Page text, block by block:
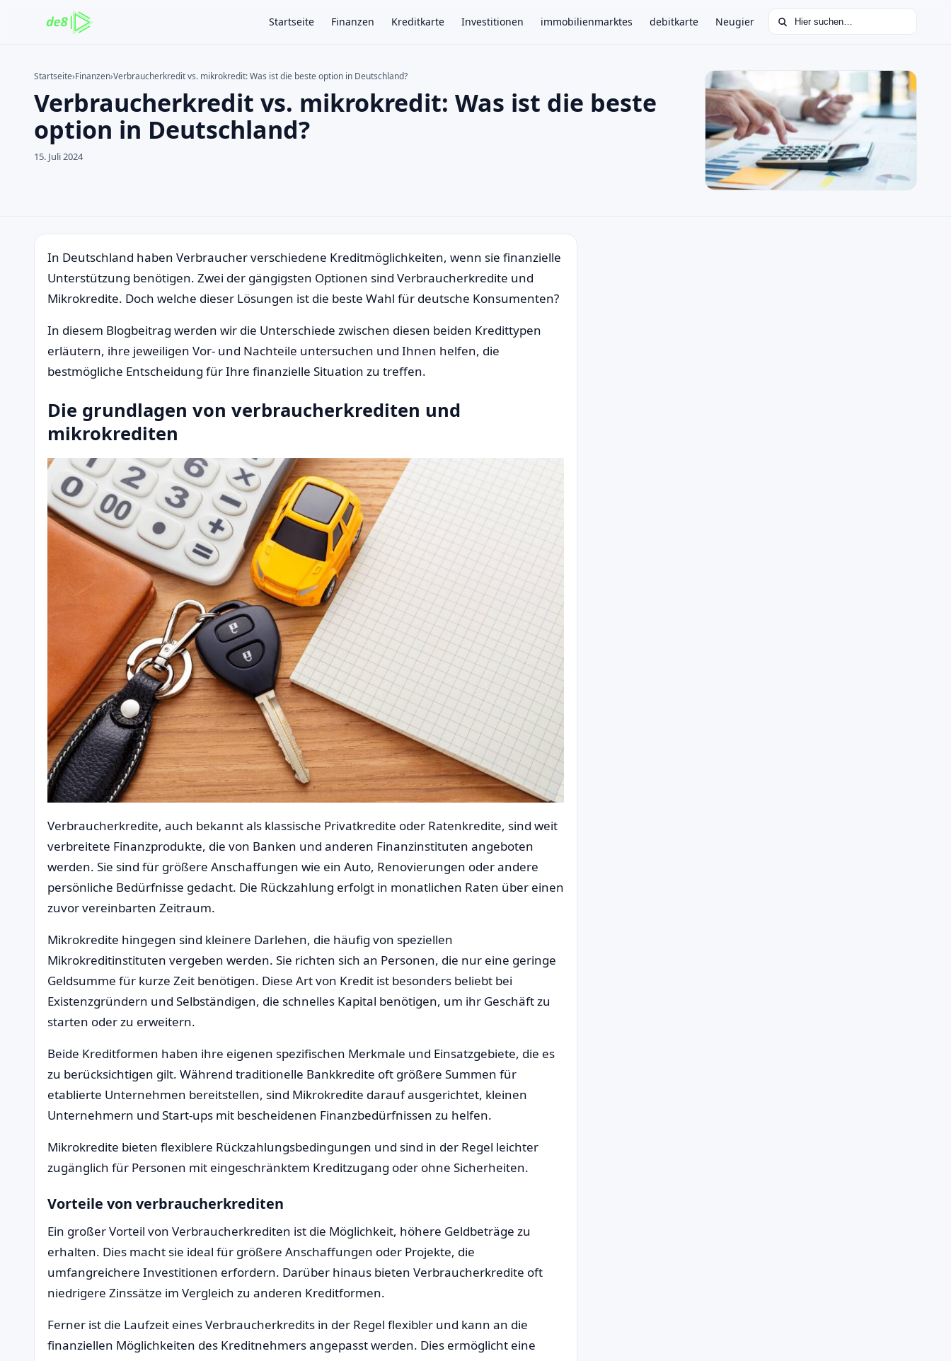
Startseite Finanzen Kreditkarte Investitionen immobilienmarktes debitkarte Neugier Suchen nach:
Auf der Website suchen ×
Suchen nach:
Enter drücken zum Suchen oder ESC zum Schließen.
Startseite›Finanzen›Verbraucherkredit vs. mikrokredit: Was ist die beste option in Deutschland?
Verbraucherkredit vs. mikrokredit: Was ist die beste
option in Deutschland?
15. Juli 2024
In Deutschland haben Verbraucher verschiedene Kreditmöglichkeiten, wenn sie finanzielle
Unterstützung benötigen. Zwei der gängigsten Optionen sind Verbraucherkredite und
Mikrokredite. Doch welche dieser Lösungen ist die beste Wahl für deutsche Konsumenten?
In diesem Blogbeitrag werden wir die Unterschiede zwischen diesen beiden Kredittypen
erläutern, ihre jeweiligen Vor- und Nachteile untersuchen und Ihnen helfen, die
bestmögliche Entscheidung für Ihre finanzielle Situation zu treffen.
Die grundlagen von verbraucherkrediten und
mikrokrediten
Verbraucherkredite, auch bekannt als klassische Privatkredite oder Ratenkredite, sind weit
verbreitete Finanzprodukte, die von Banken und anderen Finanzinstituten angeboten
werden. Sie sind für größere Anschaffungen wie ein Auto, Renovierungen oder andere
persönliche Bedürfnisse gedacht. Die Rückzahlung erfolgt in monatlichen Raten über einen
zuvor vereinbarten Zeitraum.
Mikrokredite hingegen sind kleinere Darlehen, die häufig von speziellen
Mikrokreditinstituten vergeben werden. Sie richten sich an Personen, die nur eine geringe
Geldsumme für kurze Zeit benötigen. Diese Art von Kredit ist besonders beliebt bei
Existenzgründern und Selbständigen, die schnelles Kapital benötigen, um ihr Geschäft zu
starten oder zu erweitern.
Beide Kreditformen haben ihre eigenen spezifischen Merkmale und Einsatzgebiete, die es
zu berücksichtigen gilt. Während traditionelle Bankkredite oft größere Summen für
etablierte Unternehmen bereitstellen, sind Mikrokredite darauf ausgerichtet, kleinen
Unternehmern und Start-ups mit bescheidenen Finanzbedürfnissen zu helfen.
Mikrokredite bieten flexiblere Rückzahlungsbedingungen und sind in der Regel leichter
zugänglich für Personen mit eingeschränktem Kreditzugang oder ohne Sicherheiten.
Vorteile von verbraucherkrediten
Ein großer Vorteil von Verbraucherkrediten ist die Möglichkeit, höhere Geldbeträge zu
erhalten. Dies macht sie ideal für größere Anschaffungen oder Projekte, die
umfangreichere Investitionen erfordern. Darüber hinaus bieten Verbraucherkredite oft
niedrigere Zinssätze im Vergleich zu anderen Kreditformen.
Ferner ist die Laufzeit eines Verbraucherkredits in der Regel flexibler und kann an die
finanziellen Möglichkeiten des Kreditnehmers angepasst werden. Dies ermöglicht eine